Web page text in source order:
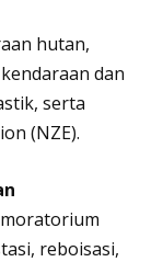
hutan,
dan
serta
(NZE).
reboisasi,